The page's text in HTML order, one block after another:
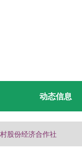
动态信息
股份经济合作社